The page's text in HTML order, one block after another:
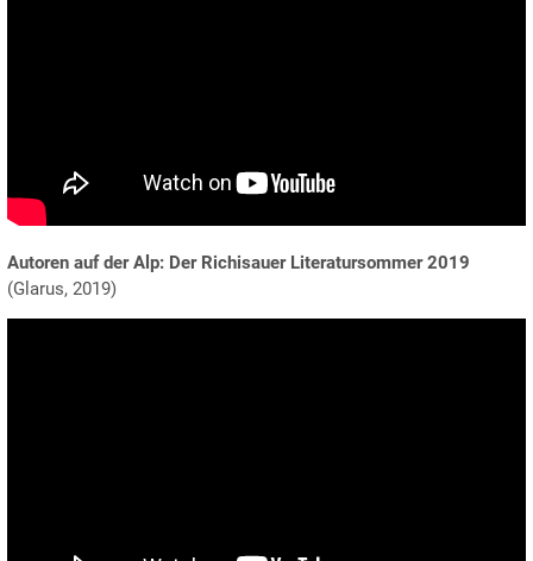
Autoren auf der Alp: Der Richisauer Literatursommer 2019
(Glarus, 2019)